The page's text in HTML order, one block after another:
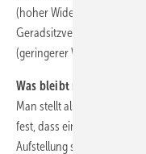
(hoher Widerstand) oder
Geradsitzventil (hoher
(geringerer Widerstand).
Was bleibt noch über und
Man stellt also während
fest, dass ein bestimmter
Aufstellung soll zeigen, was